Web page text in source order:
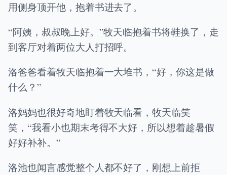
用侧身顶开他，抱着书进去了。
“阿姨，叔叔晚上好。”牧天临抱着书将鞋换了，走
到客厅对着两位大人打招呼。
洛爸爸看着牧天临抱着一大堆书，“好，你这是做
什么？”
洛妈妈也很好奇地盯着牧天临看，牧天临笑
笑，“我看小也期末考得不大好，所以想着趁暑假
好好补补。”
洛池也闻言感觉整个人都不好了，刚想上前拒